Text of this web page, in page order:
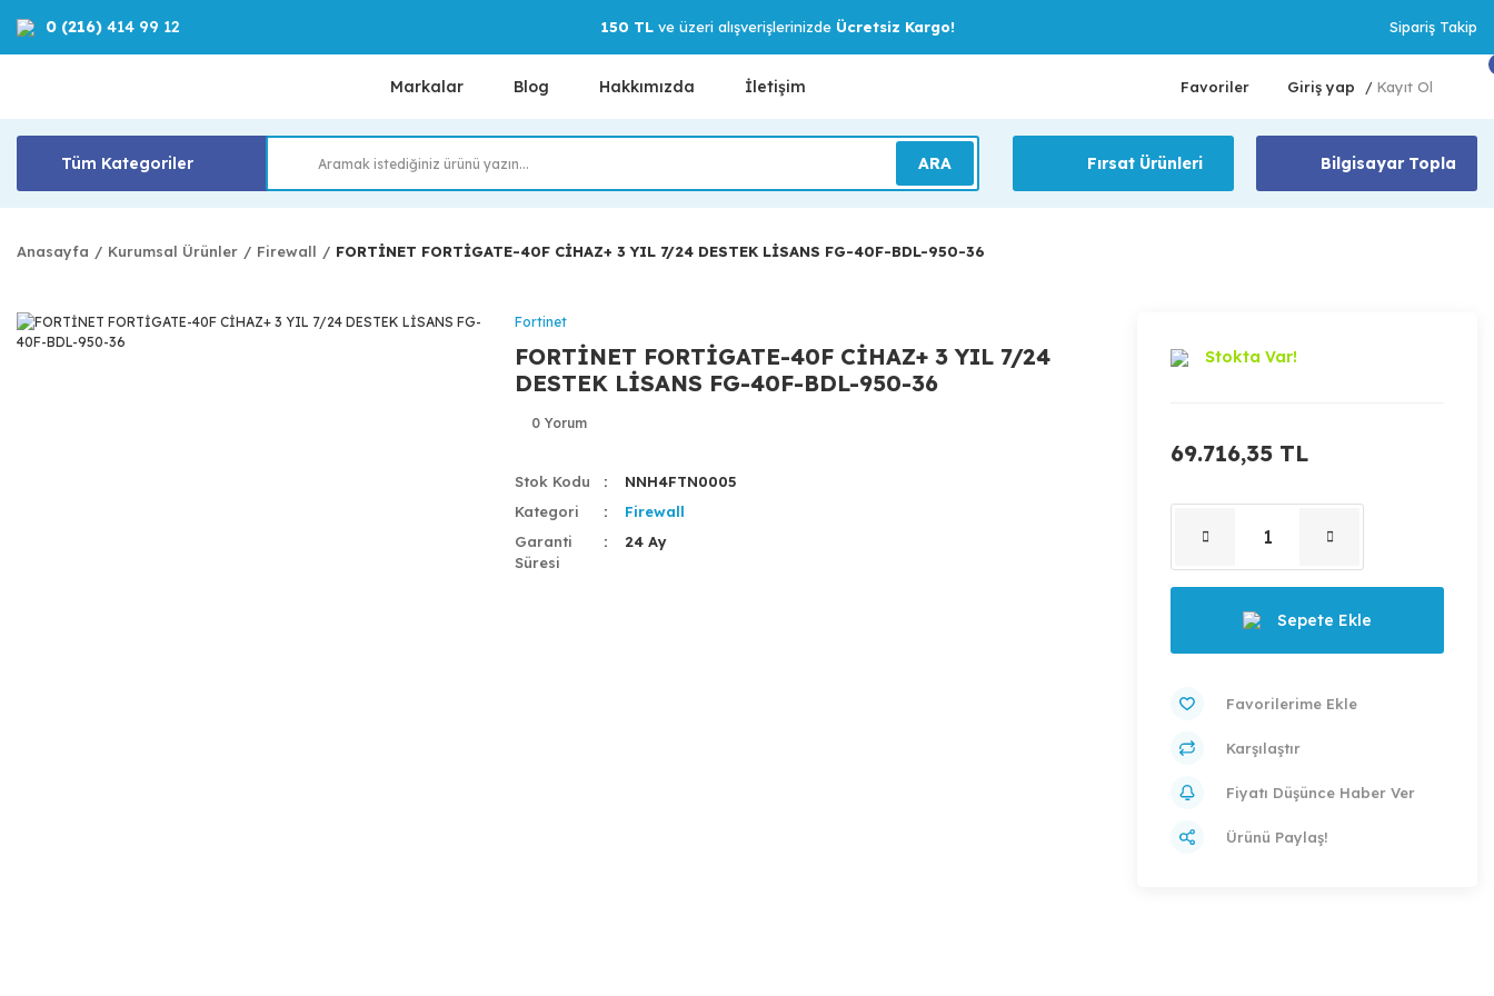
0 (216) 414 99 12 150 TLve üzeri alışverişlerinizde Ücretsiz Kargo! Sipariş Takip
Markalar Blog Hakkımızda İletişim Favoriler Giriş yap / Kayıt Ol
Tüm Kategoriler ARA Fırsat Ürünleri Bilgisayar Topla
Anasayfa Kurumsal Ürünler Firewall FORTİNET FORTİGATE-40F CİHAZ+ 3 YIL 7/24 DESTEK LİSANS FG-40F-BDL-950-36
Fortinet
FORTİNET FORTİGATE-40F CİHAZ+ 3 YIL 7/24
DESTEK LİSANS FG-40F-BDL-950-36
0 Yorum
Stok Kodu
NNH4FTN0005
Kategori
Firewall
Garanti
Süresi
24 Ay
Stokta Var!
69.716,35 TL
Sepete Ekle
Karşılaştır
Fiyatı Düşünce Haber Ver
Ürünü Paylaş!